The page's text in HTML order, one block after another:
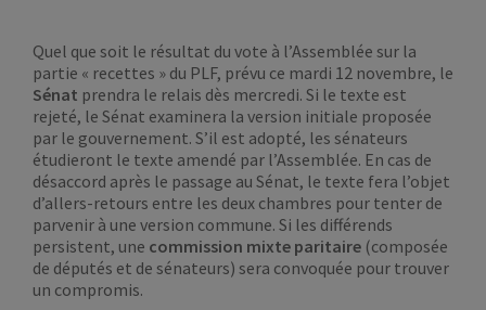
Quel que soit le résultat du vote à l’Assemblée sur la
partie « recettes » du PLF, prévu ce mardi 12 novembre, le
Sénat prendra le relais dès mercredi. Si le texte est
rejeté, le Sénat examinera la version initiale proposée
par le gouvernement. S’il est adopté, les sénateurs
étudieront le texte amendé par l’Assemblée. En cas de
désaccord après le passage au Sénat, le texte fera l’objet
d’allers-retours entre les deux chambres pour tenter de
parvenir à une version commune. Si les différends
persistent, une commission mixte paritaire (composée
de députés et de sénateurs) sera convoquée pour trouver
un compromis.